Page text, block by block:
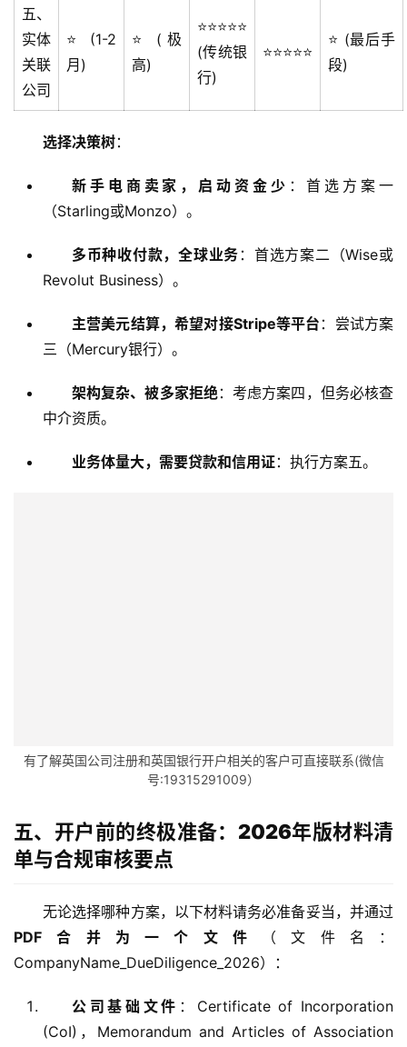
境
司
外
五、
实体
关联
公司
⭐ (1-2
月)
⭐ (极
高)
⭐⭐⭐⭐⭐
(传统银
行)
⭐⭐⭐⭐⭐
⭐ (最后手
段)
选择决策树：
新手电商卖家，启动资金少 ：首选方案一
（Starling或Monzo）。
多币种收付款，全球业务 ：首选方案二（Wise或
Revolut Business）。
主营美元结算，希望对接Stripe等平台 ：尝试方案
三（Mercury银行）。
架构复杂、被多家拒绝：考虑方案四，但务必核查
中介资质。
业务体量大，需要贷款和信用证：执行方案五。
有了解英国公司注册和英国银行开户相关的客户可直接联系(微信
号:19315291009）
五、开户前的终极准备：2026年版材料清
单与合规审核要点
无论选择哪种方案，以下材料请务必准备妥当，并通过
PDF合并为一个文件
（文件名：
CompanyName_DueDiligence_2026）：
公司基础文件 ：Certificate of Incorporation
(CoI)，Memorandum and Articles of Association